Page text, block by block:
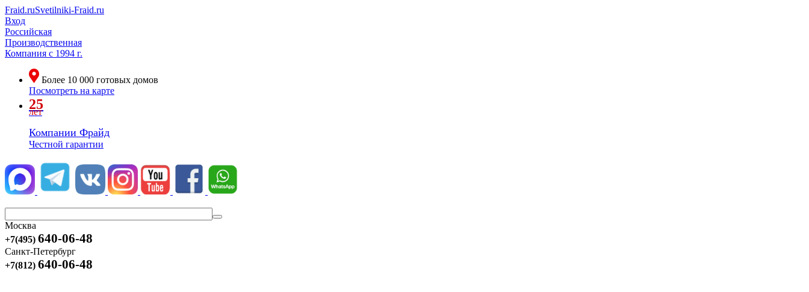
Fraid.ruSvetilniki-Fraid.ru
Вход
Российская
Производственная
Компания с 1994 г.
Более 10 000 готовых домов
Посмотреть на карте
25
лет
Компании Фрайд
Честной гарантии
Москва
+7(495) 640-06-48
Санкт-Петербург
+7(812) 640-06-48